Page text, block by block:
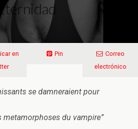
Eternidad
en
Pin
Correo
electrónico
se damneraient pour
metamorphoses du vampire”